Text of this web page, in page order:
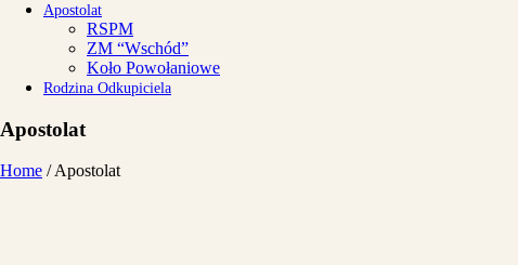
Apostolat
RSPM
ZM “Wschód”
Koło Powołaniowe
Rodzina Odkupiciela
Apostolat
Home /Apostolat